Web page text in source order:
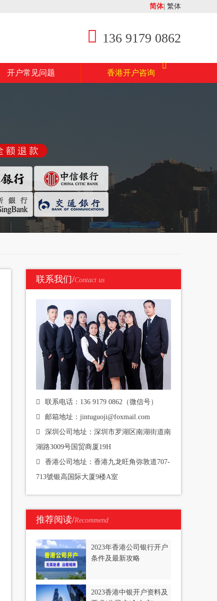
简体| 繁体
136 9179 0862
开户常见问题 香港开户咨询
联系我们/Contact us
联系电话：136 9179 0862（微信号）
邮箱地址：jintuguoji@foxmail.com
深圳公司地址：深圳市罗湖区南湖街道南
湖路3009号国贸商厦19H
香港公司地址：香港九龙旺角弥敦道707-
713號银高国际大厦9楼A室
推荐阅读/Recommend
2023年香港公司银行开户
条件及最新攻略
2023香港中银开户资料及